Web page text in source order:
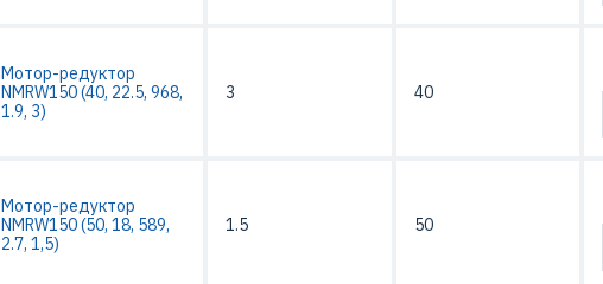
Мотор-редуктор
NMRW150 (40, 22.5, 968,
1.9, 3)
3 40
Мотор-редуктор
NMRW150 (50, 18, 589,
2.7, 1,5)
1.5 50